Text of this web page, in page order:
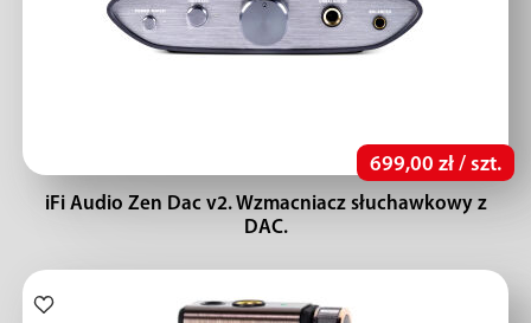
699,00 zł / szt.
iFi Audio Zen Dac v2. Wzmacniacz słuchawkowy z
DAC.